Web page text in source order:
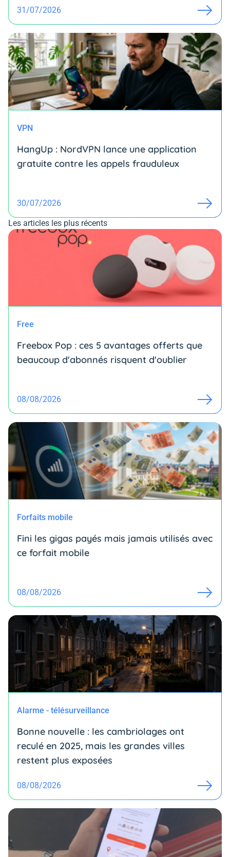
31/07/2026
VPN
HangUp : NordVPN lance une application
gratuite contre les appels frauduleux
30/07/2026
Les articles les plus récents
Free
Freebox Pop : ces 5 avantages offerts que
beaucoup d'abonnés risquent d'oublier
08/08/2026
Forfaits mobile
Fini les gigas payés mais jamais utilisés avec
ce forfait mobile
08/08/2026
Alarme - télésurveillance
Bonne nouvelle : les cambriolages ont
reculé en 2025, mais les grandes villes
restent plus exposées
08/08/2026